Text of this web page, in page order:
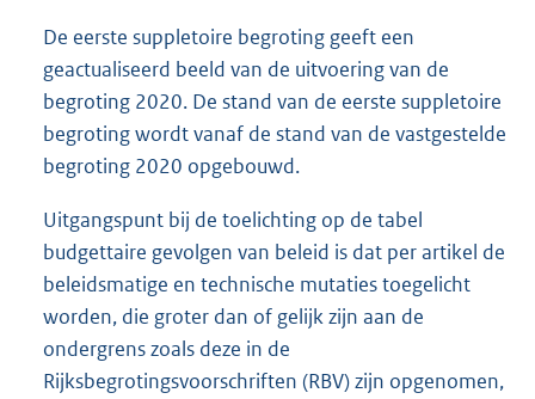
De eerste suppletoire begroting geeft een
geactualiseerd beeld van de uitvoering van de
begroting 2020. De stand van de eerste suppletoire
begroting wordt vanaf de stand van de vastgestelde
begroting 2020 opgebouwd.
Uitgangspunt bij de toelichting op de tabel
budgettaire gevolgen van beleid is dat per artikel de
beleidsmatige en technische mutaties toegelicht
worden, die groter dan of gelijk zijn aan de
ondergrens zoals deze in de
Rijksbegrotingsvoorschriften (RBV) zijn opgenomen,